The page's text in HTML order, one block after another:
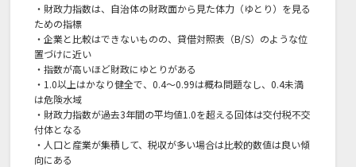
・財政力指数は、自治体の財政面から見た体力（ゆとり）を見る
ための指標
・企業と比較はできないものの、貸借対照表（B/S）のような位
置づけに近い
・指数が高いほど財政にゆとりがある
・1.0以上はかなり健全で、0.4～0.99は概ね問題なし、0.4未満
は危険水域
・財政力指数が過去3年間の平均値1.0を超える回体は交付税不交
付体となる
・人口と産業が集積して、税収が多い場合は比較的数値は良い傾
向にある